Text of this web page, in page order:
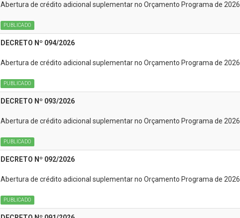
Abertura de crédito adicional suplementar no Orçamento Programa de 2026.
PUBLICADO
DECRETO Nº 094/2026
Abertura de crédito adicional suplementar no Orçamento Programa de 2026.
PUBLICADO
DECRETO Nº 093/2026
Abertura de crédito adicional suplementar no Orçamento Programa de 2026.
PUBLICADO
DECRETO Nº 092/2026
Abertura de crédito adicional suplementar no Orçamento Programa de 2026.
PUBLICADO